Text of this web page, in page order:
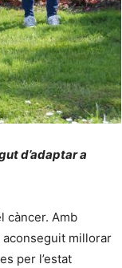
d’adaptar a
càncer. Amb
aconseguit millorar
per l’estat